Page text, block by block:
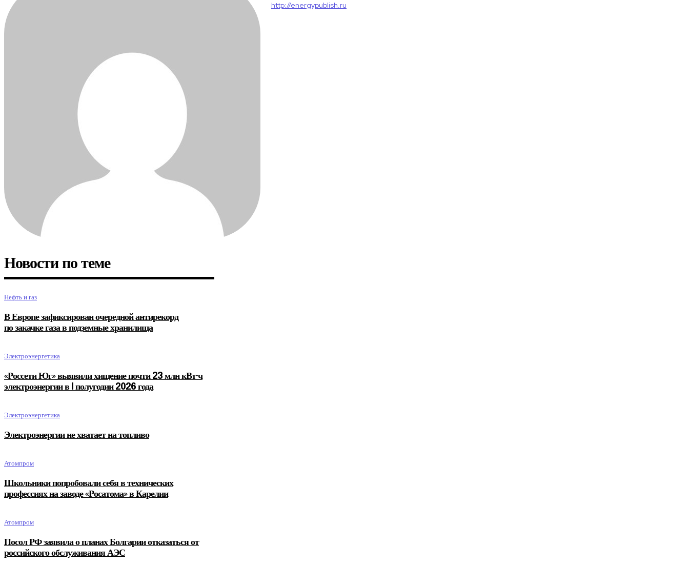
http://energypublish.ru
Новости по теме
Нефть и газ
В Европе зафиксирован очередной антирекорд
по закачке газа в подземные хранилища
Электроэнергетика
«Россети Юг» выявили хищение почти 23 млн кВт·ч
электроэнергии в I полугодии 2026 года
Электроэнергетика
Электроэнергии не хватает на топливо
Атомпром
Школьники попробовали себя в технических
профессиях на заводе «Росатома» в Карелии
Атомпром
Посол РФ заявила о планах Болгарии отказаться от
российского обслуживания АЭС